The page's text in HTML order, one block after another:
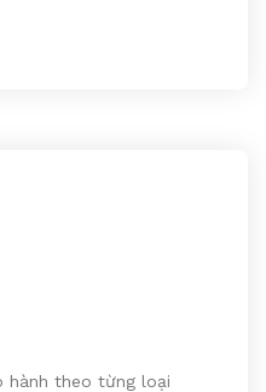
hành theo từng loại